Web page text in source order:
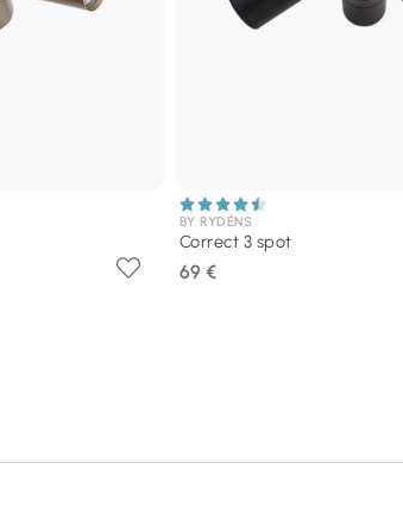
BY RYDÉNS
Correct 3 spot
69 €